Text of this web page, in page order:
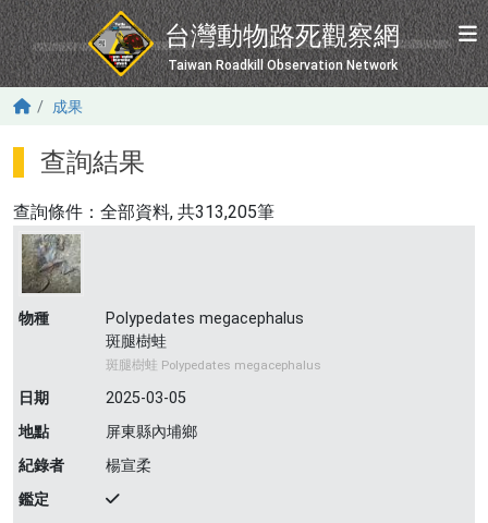
移至主內容
台灣動物路死觀察網
Taiwan Roadkill Observation Network
成果
查詢結果
查詢條件： 全部資料, 共313,205筆
物種
Polypedates megacephalus
斑腿樹蛙
斑腿樹蛙 Polypedates megacephalus
日期
2025-03-05
地點
屏東縣內埔鄉
紀錄者
楊宣柔
鑑定